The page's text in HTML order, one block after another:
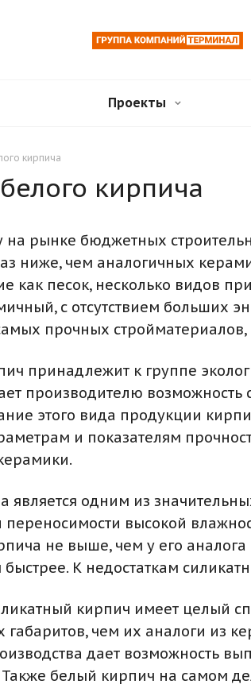
Проекты
кирпича
кирпича
рынке бюджетных
ниже, чем аналогичных
песок, несколько видов
с отсутствием больших
прочных
принадлежит к группе
производителю
этого вида продукции
и показателям
одним из
высокой
не выше, чем у его
К недостаткам
кирпич имеет целый
габаритов, чем их аналоги из
дает возможность
белый кирпич на самом